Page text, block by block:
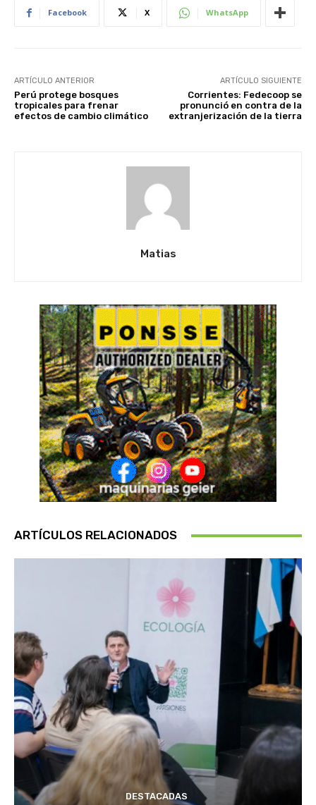
Facebook X WhatsApp
ARTÍCULO ANTERIOR
Perú protege bosques
tropicales para frenar
efectos de cambio climático
ARTÍCULO SIGUIENTE
Corrientes: Fedecoop se
pronunció en contra de la
extranjerización de la tierra
Matias
ARTÍCULOS RELACIONADOS
DESTACADAS